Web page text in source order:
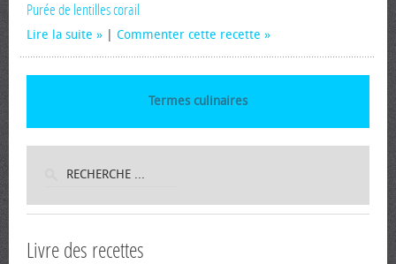
Purée de lentilles corail
Lire la suite Commenter cette recette
Termes culinaires
Livre des recettes